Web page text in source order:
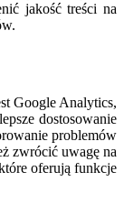
jakość treści na
Google Analytics,
dostosowanie
problemów
zwrócić uwagę na
oferują funkcje